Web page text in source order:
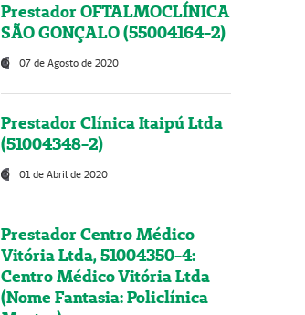
Prestador OFTALMOCLÍNICA
SÃO GONÇALO (55004164-2)
07 de Agosto de 2020
Prestador Clínica Itaipú Ltda
(51004348-2)
01 de Abril de 2020
Prestador Centro Médico
Vitória Ltda, 51004350-4:
Centro Médico Vitória Ltda
(Nome Fantasia: Policlínica